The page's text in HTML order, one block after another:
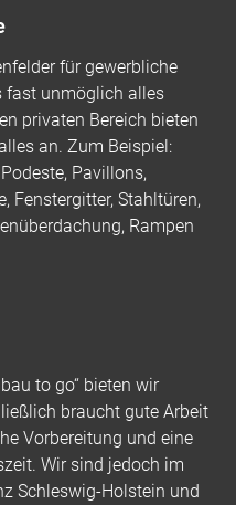
für gewerbliche
fast unmöglich alles
privaten Bereich bieten
an. Zum Beispiel:
Pavillons,
Fenstergitter, Stahltüren,
Rampen
to go“ bieten wir
braucht gute Arbeit
Vorbereitung und eine
Wir sind jedoch im
Schleswig-Holstein und